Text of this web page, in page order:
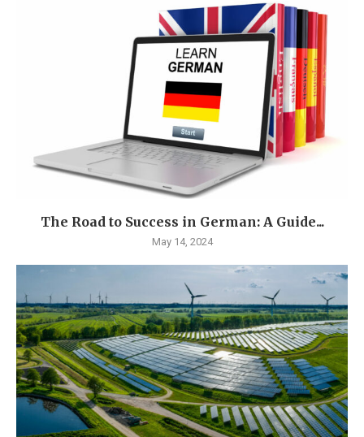
The Road to Success in German: A Guide...
May 14, 2024